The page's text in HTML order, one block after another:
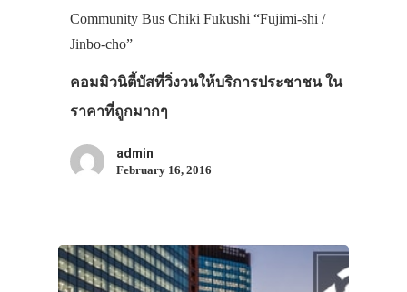
Community Bus Chiki Fukushi “Fujimi-shi /
Jinbo-cho”
คอมมิวนิตี้บัสที่วิ่งวนให้บริการประชาชน ใน
ราคาที่ถูกมากๆ
admin
February 16, 2016